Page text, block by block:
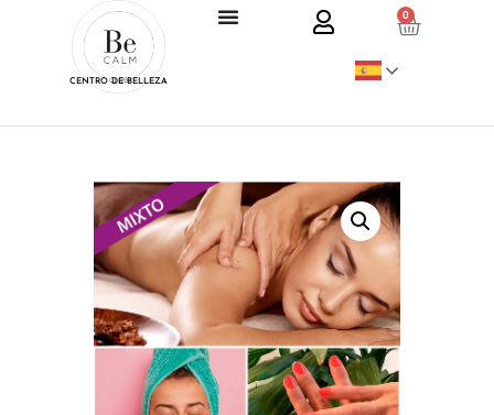
CENTRO DE BELLEZA
0